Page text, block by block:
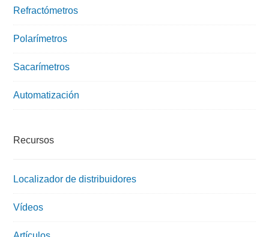
Refractómetros
Polarímetros
Sacarímetros
Automatización
Recursos
Localizador de distribuidores
Vídeos